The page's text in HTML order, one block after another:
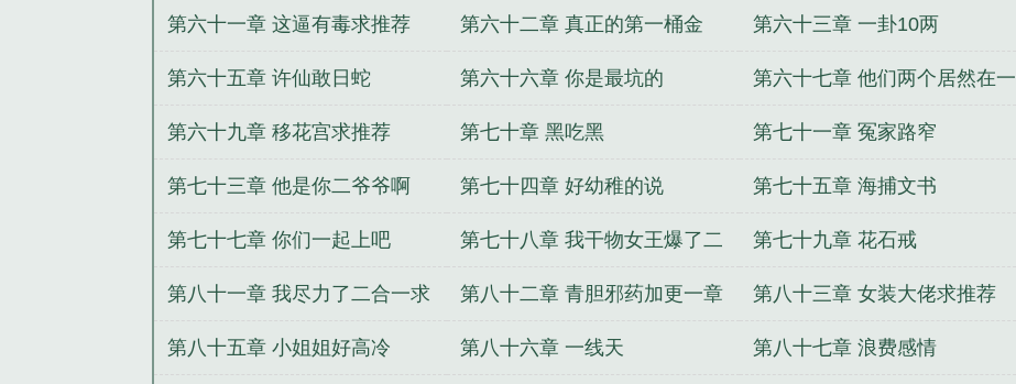
第六十一章 这逼有毒求推荐 第六十二章 真正的第一桶金 第六十三章 一卦10两
第六十五章 许仙敢日蛇 第六十六章 你是最坑的 第六十七章 他们两个居然在一
起了
第六十九章 移花宫求推荐 第七十章 黑吃黑 第七十一章 冤家路窄
第七十三章 他是你二爷爷啊 第七十四章 好幼稚的说 第七十五章 海捕文书
第七十七章 你们一起上吧 第七十八章 我干物女王爆了二
合一
第七十九章 花石戒
第八十一章 我尽力了二合一求
推荐
第八十二章 青胆邪药加更一章 第八十三章 女装大佬求推荐
第八十五章 小姐姐好高冷 第八十六章 一线天 第八十七章 浪费感情